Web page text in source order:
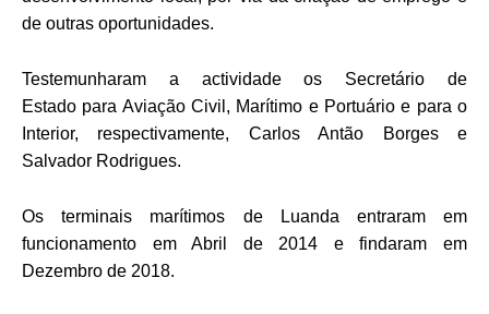
de outras oportunidades.
Testemunharam a actividade os Secretário de
Estado para Aviação Civil, Marítimo e Portuário e para o
Interior, respectivamente, Carlos Antão Borges e
Salvador Rodrigues.
Os terminais marítimos de Luanda entraram em
funcionamento em Abril de 2014 e findaram em
Dezembro de 2018.